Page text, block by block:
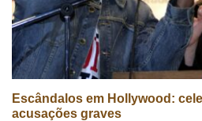
Escândalos em Hollywood:
acusações graves